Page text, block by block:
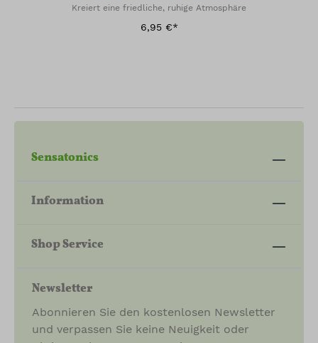
Kreiert eine friedliche, ruhige Atmosphäre
6,95 €*
Sensatonics
Information
Shop Service
Newsletter
Abonnieren Sie den kostenlosen Newsletter
und verpassen Sie keine Neuigkeit oder